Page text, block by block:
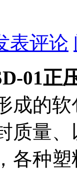
表评论
01正
成的
质量
各种